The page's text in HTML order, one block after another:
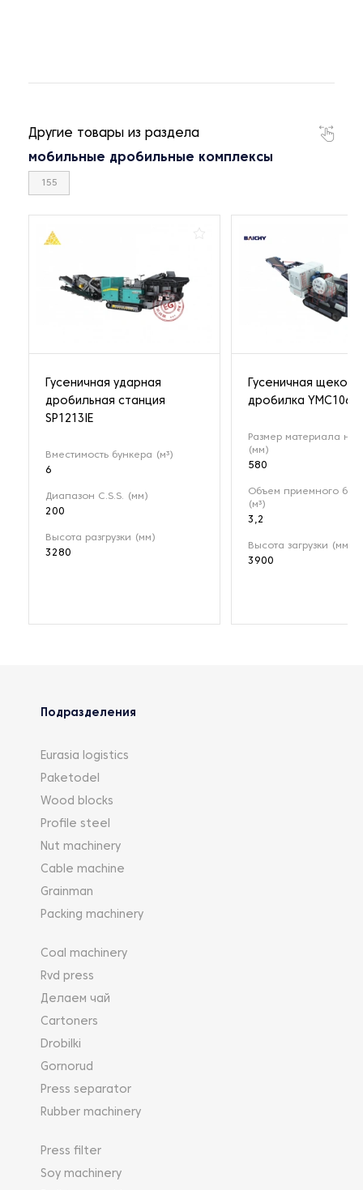
Другие товары из раздела
мобильные дробильные комплексы
155
Гусеничная ударная
дробильная станция
SP1213IE
Вместимость бункера (м³)
6
Диапазон C.S.S. (мм)
200
Высота разгрузки (мм)
3280
Гусеничная
дробилка YMC106
Размер материала на
(мм)
580
Объем приемного
(м³)
3,2
Высота загрузки (мм)
3900
Подразделения
Eurasia logistics
Paketodel
Wood blocks
Profile steel
Nut machinery
Cable machine
Grainman
Packing machinery
Coal machinery
Rvd press
Делаем чай
Cartoners
Drobilki
Gornorud
Press separator
Rubber machinery
Press filter
Soy machinery